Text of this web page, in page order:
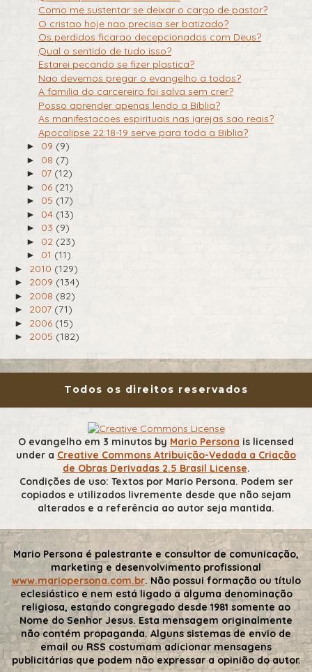
Como me sustentar se deixar o cargo de pastor?
O cristao hoje nao precisa ser batizado?
Os perdidos ficarao decepcionados com Deus?
Qual o sentido de tudo isso?
Estarei pecando se fizer plastica?
Nao devemos pregar o evangelho a todos?
A familia do carcereiro foi salva sem crer?
Posso aprender apenas lendo a Bíblia?
As manifestacoes espirituais nas igrejas sao reais?
Apocalipse 22:18-19 serve para toda a Biblia?
► 09 (9)
► 08 (7)
► 07 (12)
► 06 (21)
► 05 (17)
► 04 (13)
► 03 (9)
► 02 (23)
► 01 (11)
► 2010 (129)
► 2009 (134)
► 2008 (82)
► 2007 (71)
► 2006 (15)
► 2005 (182)
Todos os direitos reservados
O evangelho em 3 minutos by Mario Persona is licensed
under a Creative Commons Atribuição-Vedada a Criação
de Obras Derivadas 2.5 Brasil License.
Condições de uso: Textos por Mario Persona. Podem ser
copiados e utilizados livremente desde que não sejam
alterados e a referência ao autor seja mantida.
Mario Persona é palestrante e consultor de comunicação,
marketing e desenvolvimento profissional
www.mariopersona.com.br. Não possui formação ou título
eclesiástico e nem está ligado a alguma denominação
religiosa, estando congregado desde 1981 somente ao
Nome do Senhor Jesus. Esta mensagem originalmente
não contém propaganda. Alguns sistemas de envio de
email ou RSS costumam adicionar mensagens
publicitárias que podem não expressar a opinião do autor.